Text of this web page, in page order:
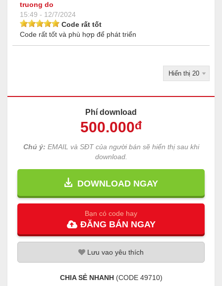
truong do
15:49 - 12/7/2024
Code rất tốt
Code rất tốt và phù hợp để phát triển
Phí download
500.000đ
Chú ý: EMAIL và SĐT của người bán sẽ hiển thị sau khi
download.
DOWNLOAD NGAY
Bạn có code hay
ĐĂNG BÁN NGAY
Lưu vao yêu thích
CHIA SẺ NHANH(CODE 49710)